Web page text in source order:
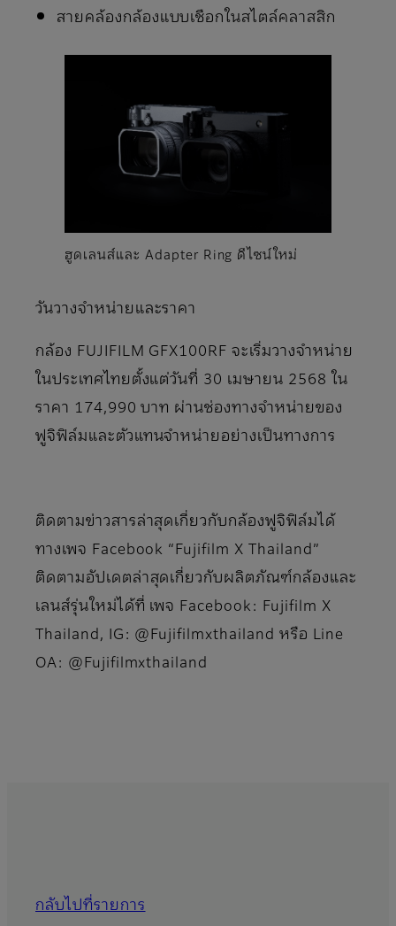
สายคล้องกล้องแบบเชือกในสไตล์คลาสสิก
ฮูดเลนส์และ Adapter Ring ดีไซน์ใหม่
วันวางจำหน่ายและราคา
กล้อง FUJIFILM GFX100RF จะเริ่มวางจำหน่าย
ในประเทศไทยตั้งแต่วันที่ 30 เมษายน 2568 ใน
ราคา 174,990 บาท ผ่านช่องทางจำหน่ายของ
ฟูจิฟิล์มและตัวแทนจำหน่ายอย่างเป็นทางการ
ติดตามข่าวสารล่าสุดเกี่ยวกับกล้องฟูจิฟิล์มได้
ทางเพจ Facebook “Fujifilm X Thailand”
ติดตามอัปเดตล่าสุดเกี่ยวกับผลิตภัณฑ์กล้องและ
เลนส์รุ่นใหม่ได้ที่ เพจ Facebook: Fujifilm X
Thailand, IG: @Fujifilmxthailand หรือ Line
OA: @Fujifilmxthailand
กลับไปที่รายการ